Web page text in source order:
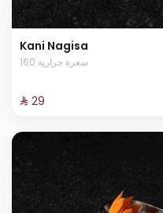
Kani Nagisa
160 سعرة حرارية
⁨⁦‪‬ 29⁩